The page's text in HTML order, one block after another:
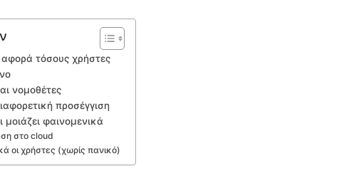
αφορά τόσους χρήστες
νομοθέτες
προσέγγιση
φαινομενικά
στο cloud
οι χρήστες (χωρίς πανικό)